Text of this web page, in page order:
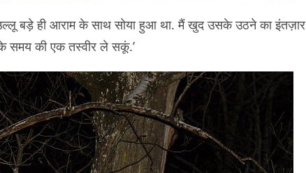
बड़े ही आराम के साथ सोया हुआ था. मैं खुद उसके उठने का इंतज़ार
समय की एक तस्वीर ले सकूं.’